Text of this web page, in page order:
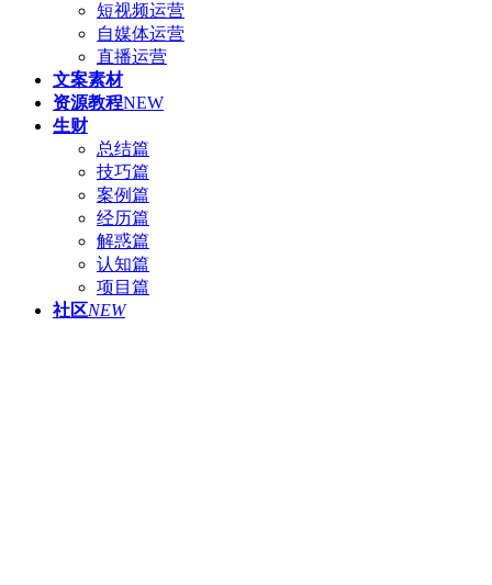
短视频运营
自媒体运营
直播运营
文案素材
资源教程NEW
生财
总结篇
技巧篇
案例篇
经历篇
解惑篇
认知篇
项目篇
社区NEW